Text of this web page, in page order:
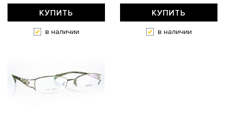
КУПИТЬ
в наличии
КУПИТЬ
в наличии